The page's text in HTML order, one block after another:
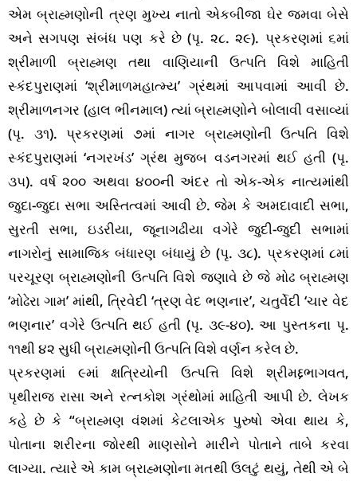
એમ બ્રાહ્મણોની ત્રણ મુખ્ય નાતો એકબીજા ઘેર જમવા બેસે
અને સગપણ સંબંધ પણ કરે છે (પૃ. ૨૮. ૨૯). પ્રકરણમાં ૬માં
શ્રીમાળી બ્રાહ્મણ તથા વાણિયાની ઉત્પતિ વિશે માહિતી
સ્કંદપુરાણમાં ‘શ્રીમાળમહાત્મ્ય’ ગ્રંથમાં આપવામાં આવી છે.
શ્રીમાળનગર (હાલ ભીનમાલ) ત્યાં બ્રાહ્મણોને બોલાવી વસાવ્યાં
(પૃ. ૩૧). પ્રકરણમાં ૭માં નાગર બ્રાહ્મણોની ઉત્પતિ વિશે
સ્કંદપુરાણમાં ‘નગરખંડ’ ગ્રંથ મુજબ વડનગરમાં થઈ હતી (પૃ.
૩૫). વર્ષ ૨૦૦ અથવા ૪૦૦ની અંદર તો એક-એક નાત્યમાંથી
જુદા-જુદા સભા અસ્તિત્વમાં આવી છે. જેમ કે અમદાવાદી સભા,
સુરતી સભા, ઇડરીયા, જૂનાગઢીયા વગેરે જુદી-જુદી સભામાં
નાગરોનું સામાજિક બંધારણ બંધાયું છે (પૃ. ૩૮). પ્રકરણમાં ૮માં
પરચૂરણ બ્રાહ્મણોની ઉત્પતિ વિશે જણાવે છે જે મોઢ બ્રાહ્મણ
‘મોઢેરા ગામ’ માંથી, ત્રિવેદી ‘ત્રણ વેદ ભણનાર’, ચતુર્વેદી ‘ચાર વેદ
ભણનાર’ વગેરે ઉત્પતિ થઈ હતી (પૃ. ૩૯-૪૦). આ પુસ્તકના પૃ.
૧૧થી ૪૨ સુધી બ્રાહ્મણોની ઉત્પતિ વિશે વર્ણન કરેલ છે.
પ્રકરણમાં ૯માં ક્ષત્રિયોની ઉત્પત્તિ વિશે શ્રીમદ્દભાગવત,
પૃથીરાજ રાસા અને રત્નકોશ ગ્રંથોમાં માહિતી આપી છે. લેખક
કહે છે કે “બ્રાહ્મણ વંશમાં કેટલાએક પુરુષો એવા થાય કે,
પોતાના શરીરના જોરથી માણસોને મારીને પોતાને તાબે કરવા
લાગ્યા. ત્યારે એ કામ બ્રાહ્મણોના મતથી ઉલટું થયું, તેથી એ બે